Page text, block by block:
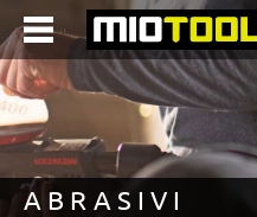
principale
ABRASIVI